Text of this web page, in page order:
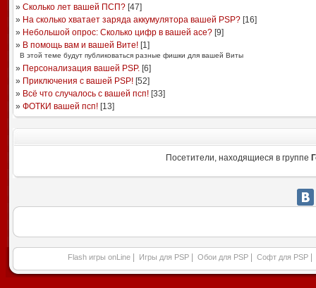
» Сколько лет вашей ПСП?[47]
» На сколько хватает заряда аккумулятора вашей PSP?[16]
» Небольшой опрос: Сколько цифр в вашей асе?[9]
» В помощь вам и вашей Вите![1]
В этой теме будут публиковаться разные фишки для вашей Виты
» Персонализация вашей PSP.[6]
» Приключения с вашей PSP![52]
» Всё что случалось с вашей псп![33]
» ФОТКИ вашей псп![13]
Посетители, находящиеся в группе
Flash игры onLine Игры для PSP Обои для PSP Софт для PSP